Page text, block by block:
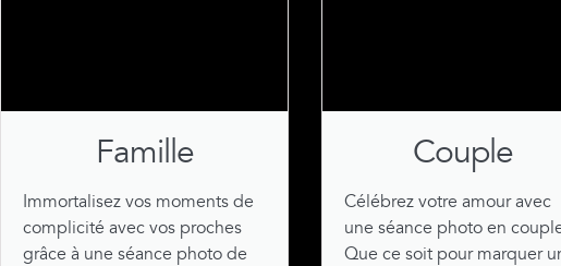
Famille
Immortalisez vos moments de
complicité avec vos proches
grâce à une séance photo de
Couple
Célébrez votre amour avec
une séance photo en
Que ce soit pour marquer